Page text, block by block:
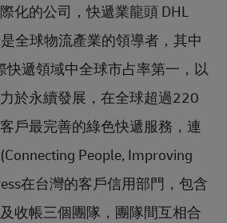
化的公司，快遞業龍頭 DHL
全球物流產業的領導者，其中
快遞領域中全球市占率第一，以
於永續發展，在全球超過220
戶最完善的綠色快遞服務，連
People, Improving
在台灣的客戶信用部門，包含
收帳三個團隊，團隊間互相合